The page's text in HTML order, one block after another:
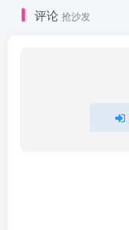
评论 抢沙发